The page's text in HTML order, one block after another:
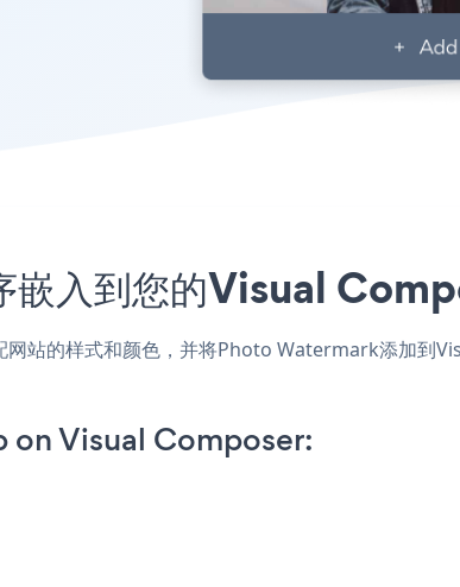
入到您的Visual
站的样式和颜色，并将Photo Watermark添加到
on Visual Composer: